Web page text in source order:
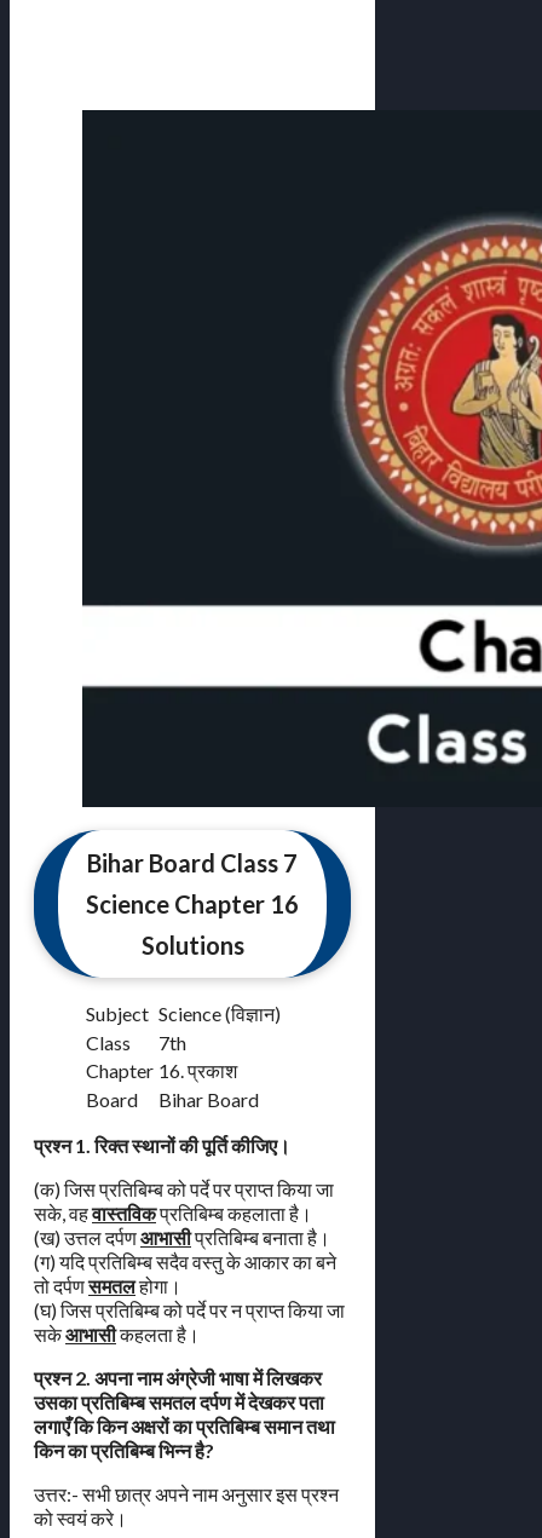
Bihar Board Class 7
Science Chapter 16
Solutions
Subject Science (विज्ञान)
Class
7th
Chapter 16. प्रकाश
Board
Bihar Board
प्रश्न 1. रिक्त स्थानों की पूर्ति कीजिए।
(क) जिस प्रतिबिम्ब को पर्दे पर प्राप्त किया जा
सके, वहवास्तविकप्रतिबिम्ब कहलाता है।
(ख) उत्तल दर्पणआभासीप्रतिबिम्ब बनाता है।
(ग) यदि प्रतिबिम्ब सदैव वस्तु के आकार का बने
तो दर्पणसमतलहोगा।
(घ) जिस प्रतिबिम्ब को पर्दे पर न प्राप्त किया जा
सकेआभासीकहलता है।
प्रश्न 2. अपना नाम अंग्रेजी भाषा में लिखकर
उसका प्रतिबिम्ब समतल दर्पण में देखकर पता
लगाएँ कि किन अक्षरों का प्रतिबिम्ब समान तथा
किन का प्रतिबिम्ब भिन्न है?
उत्तर:- सभी छात्र अपने नाम अनुसार इस प्रश्न
को स्वयं करे।